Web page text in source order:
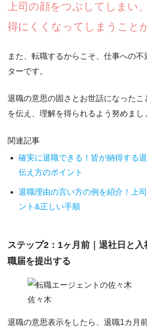
上司の顔をつぶしてしまい
得にくくなってしまうこと
また、転職するからこそ、 仕事への不
ターです。
退職の意思の固さとお世話になったこ
を伝え、理解を得られるよう努めまし
関連記事
確実に退職できる！皆が納得する
伝え方のポイント
退職理由の言い方の例を紹介！上
ント&正しい手順
ステップ2：1ヶ月前｜退社日と
職届を提出する
佐々木
退職の意思表示をしたら、 退職1カ月